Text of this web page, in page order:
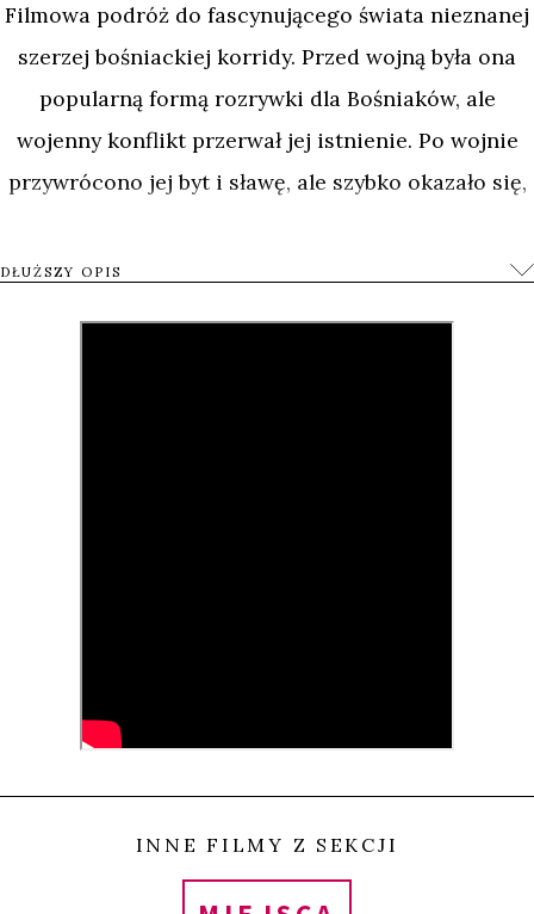
Filmowa podróż do fascynującego świata nieznanej
szerzej bośniackiej korridy. Przed wojną była ona
popularną formą rozrywki dla Bośniaków, ale
wojenny konflikt przerwał jej istnienie. Po wojnie
przywrócono jej byt i sławę, ale szybko okazało się,
również doskonałą przestrzenią, w której rozgrywa
wygnaniu w Austrii, jego ojca Stipę oraz Renatę –
jedną z niewielu kobiet fukcjonujących w świecie
bośniackiej korridy. Poznajemy nie tylko ludzi, ale
także rolę i znaczenie, jakie w ich życiu odgrywa
korrida.
DŁUŻSZY OPIS
INNE FILMY Z SEKCJI